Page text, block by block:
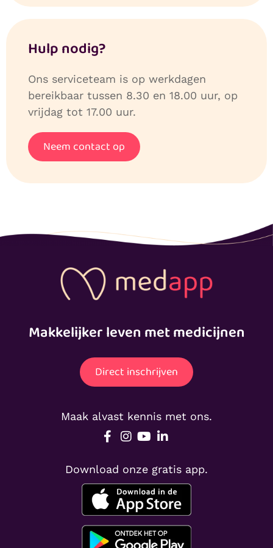
Hulp nodig?
Ons serviceteam is op werkdagen
bereikbaar tussen 8.30 en 18.00 uur, op
vrijdag tot 17.00 uur.
Neem contact op
Makkelijker leven met medicijnen
Direct inschrijven
Maak alvast kennis met ons.
Download onze gratis app.